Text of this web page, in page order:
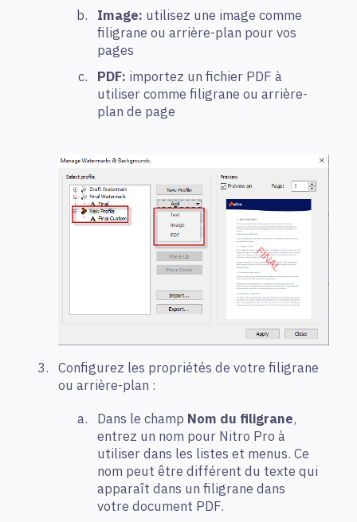
Image: utilisez une image comme
filigrane ou arrière-plan pour vos
pages
PDF: importez un fichier PDF à
utiliser comme filigrane ou arrière-
plan de page
Configurez les propriétés de votre filigrane
ou arrière-plan :
Dans le champ Nom du filigrane,
entrez un nom pour Nitro Pro à
utiliser dans les listes et menus. Ce
nom peut être différent du texte qui
apparaît dans un filigrane dans
votre document PDF.